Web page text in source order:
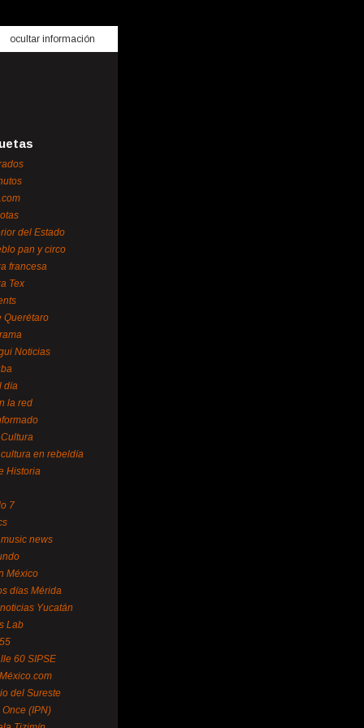
ocultar información
del Estado
pan y circo
francesa
Tex
Querétaro
Noticias
día
la red
en rebeldía
Historia
7
news
México
días Mérida
Yucatán
Lab
60 SIPSE
del Sureste
(IPN)